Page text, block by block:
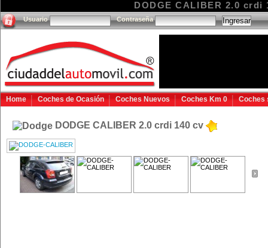
DODGE CALIBER 2.0
Usuario Contraseña
Home Coches de Ocasión Coches Nuevos Coches Km 0 Coches
DODGE CALIBER 2.0 crdi 140 cv